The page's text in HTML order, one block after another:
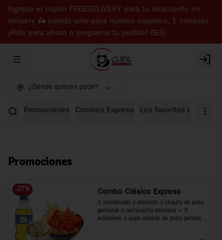
Ingresa el cupón FREEDELIVERY para tu descuento en
delivery 🛵 (válido sólo para nuevos usuarios, 1 compra).
¡Pide para ahora o programa tu pedido! 🍱🥟
Abrir menu de navegación Login
¿Dónde quieres pedir?
Promociones Combos Express Los favoritos de Chifa
Promociones
-27% Combo Clásico Express
1 combinado a elección o chaufa de pollo
personal o aeropuerto personal + 3
wantanes o sopa wantán de pollo personal